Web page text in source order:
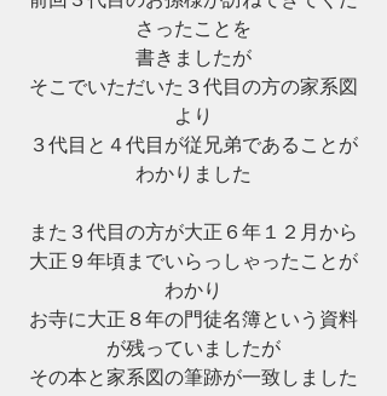
さったことを
書きましたが
そこでいただいた３代目の方の家系図
より
３代目と４代目が従兄弟であることが
わかりました
また３代目の方が大正６年１２月から
大正９年頃までいらっしゃったことが
わかり
お寺に大正８年の門徒名簿という資料
が残っていましたが
その本と家系図の筆跡が一致しました